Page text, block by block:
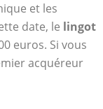
et les
date, le lingot
euros. Si vous
acquéreur